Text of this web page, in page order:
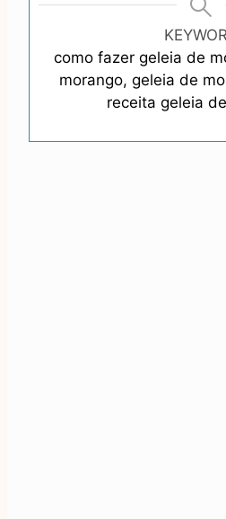
como fazer geleia de
morango, geleia de
receita geleia